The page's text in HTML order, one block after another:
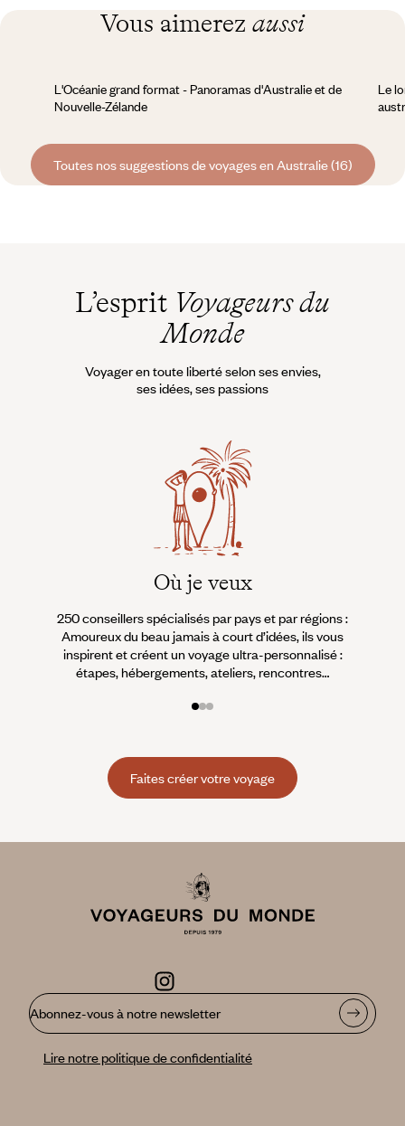
Vous aimerez aussi
L'Océanie grand format - Panoramas d'Australie et de
Nouvelle-Zélande
Le
Toutes nos suggestions de voyages en Australie (16)
L’esprit Voyageurs du
Monde
Voyager en toute liberté selon ses envies,
ses idées, ses passions
Où je veux
250 conseillers spécialisés par pays et par régions :
Amoureux du beau jamais à court d’idées, ils vous
inspirent et créent un voyage ultra-personnalisé :
étapes, hébergements, ateliers, rencontres…
Faites créer votre voyage
Abonnez-vous à notre newsletter
Lire notre politique de confidentialité